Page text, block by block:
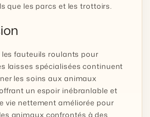
que les parcs et les trottoirs.
les fauteuils roulants pour
laisses spécialisées continuent
les soins aux animaux
un espoir inébranlable et
vie nettement améliorée pour
animaux confrontés à des